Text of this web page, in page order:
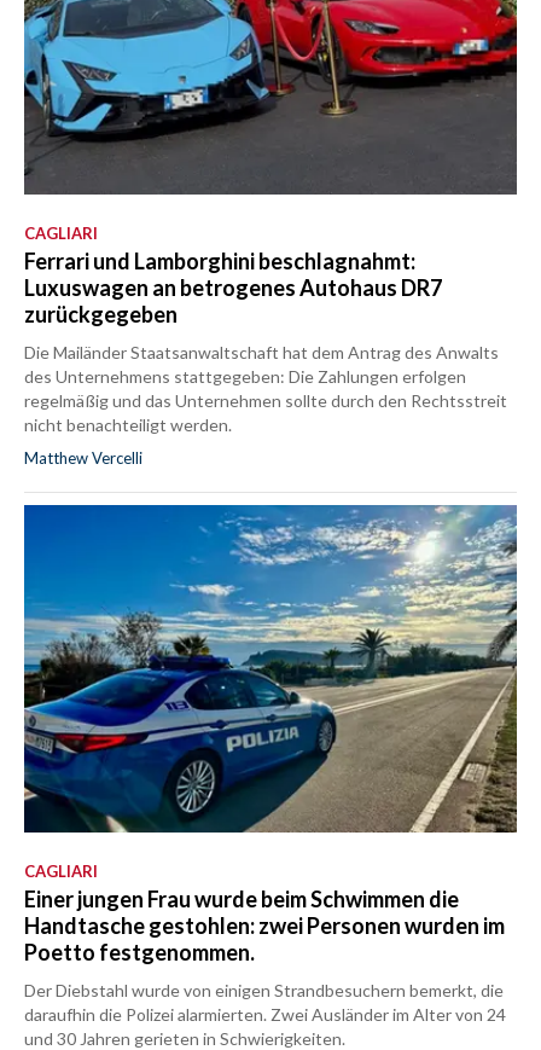
CAGLIARI
Ferrari und Lamborghini beschlagnahmt:
Luxuswagen an betrogenes Autohaus DR7
zurückgegeben
Die Mailänder Staatsanwaltschaft hat dem Antrag des Anwalts
des Unternehmens stattgegeben: Die Zahlungen erfolgen
regelmäßig und das Unternehmen sollte durch den Rechtsstreit
nicht benachteiligt werden.
Matthew Vercelli
CAGLIARI
Einer jungen Frau wurde beim Schwimmen die
Handtasche gestohlen: zwei Personen wurden im
Poetto festgenommen.
Der Diebstahl wurde von einigen Strandbesuchern bemerkt, die
daraufhin die Polizei alarmierten. Zwei Ausländer im Alter von 24
und 30 Jahren gerieten in Schwierigkeiten.